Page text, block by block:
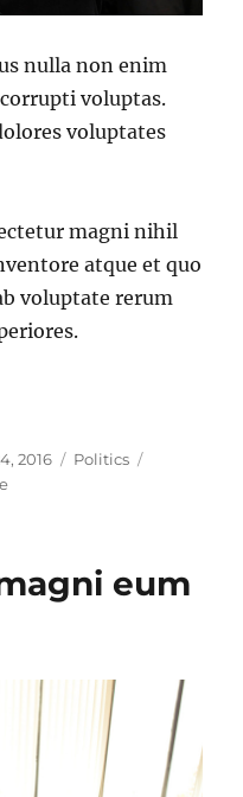
nulla non enim
voluptas.
voluptates
magni nihil
atque et quo
voluptate rerum
quia sunt molestiae
2016 Categories
Politics
eum